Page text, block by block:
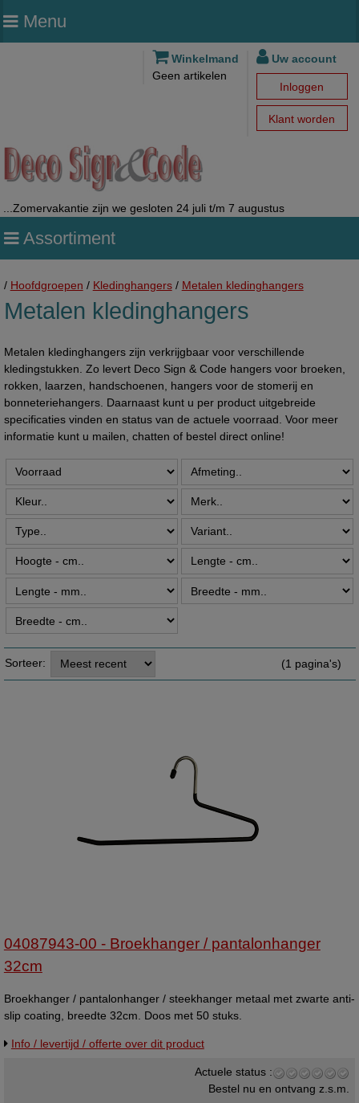
Menu
Winkelmand
Geen artikelen
Uw account
Inloggen
Klant worden
...Zomervakantie zijn we gesloten 24 juli t/m 7 augustus
Assortiment
/ Hoofdgroepen / Kledinghangers/ Metalen kledinghangers
Metalen kledinghangers
Metalen kledinghangers zijn verkrijgbaar voor verschillende
kledingstukken. Zo levert Deco Sign & Code hangers voor broeken,
rokken, laarzen, handschoenen, hangers voor de stomerij en
bonneteriehangers. Daarnaast kunt u per product uitgebreide
specificaties vinden en status van de actuele voorraad. Voor meer
informatie kunt u mailen, chatten of bestel direct online!
Sorteer: (1 pagina's)
04087943-00 - Broekhanger / pantalonhanger
32cm
Broekhanger / pantalonhanger / steekhanger metaal met zwarte anti-
slip coating, breedte 32cm. Doos met 50 stuks.
Info / levertijd / offerte over dit product
Actuele status :
Bestel nu en ontvang z.s.m.